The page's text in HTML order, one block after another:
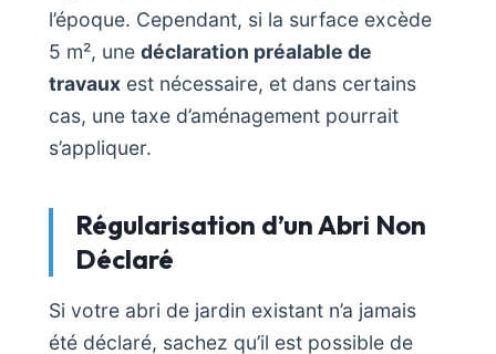
l’époque. Cependant, si la surface excède
5 m², une déclaration préalable de
travaux est nécessaire, et dans certains
cas, une taxe d’aménagement pourrait
s’appliquer.
Régularisation d’un Abri Non
Déclaré
Si votre abri de jardin existant n’a jamais
été déclaré, sachez qu’il est possible de